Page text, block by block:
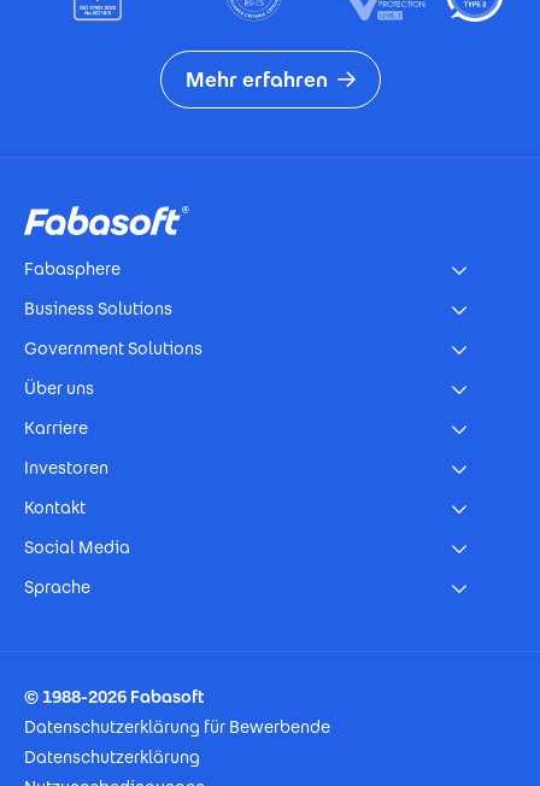
Mehr erfahren
Fabasphere
Business Solutions
Government Solutions
Über uns
Karriere
Investoren
Kontakt
Social Media
Sprache
© 1988-2026 Fabasoft
Datenschutzerklärung für Bewerbende
Datenschutzerklärung